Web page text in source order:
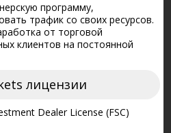
программу,
трафик со своих ресурсов.
от торговой
клиентов на постоянной
лицензии
Dealer License (FSC)